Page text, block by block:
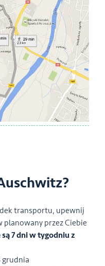
transportu, upewnij
planowany przez Ciebie
7 dni w tygodniu z
grudnia